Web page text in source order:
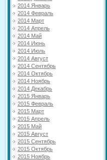
2014 Январь
2014 Февраль
2014 Март
2014 Апрель
2014 Май
2014 Июнь
2014 Июль
2014 Август
2014 Сентябрь
2014 Октябрь
2014 Ноябрь
2014 Декабрь
2015 Январь
2015 Февраль
2015 Март
2015 Апрель
2015 Май
2015 Август
2015 Сентябрь
2015 Октябрь
2015 Ноябрь